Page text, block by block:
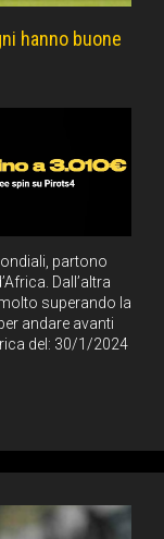
hanno buone
partono
Dall’altra
superando la
andare avanti
del: 30/1/2024